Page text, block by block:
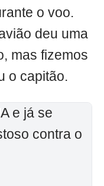
o voo.
deu uma
mas fizemos
o capitão.